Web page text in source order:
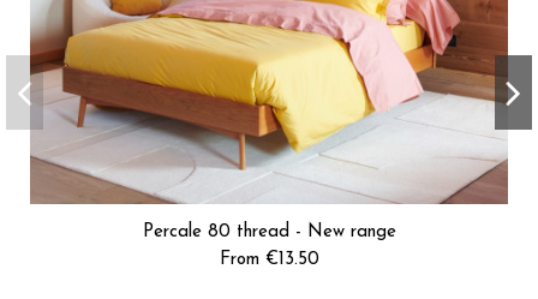
Percale 80 thread - New range
From €13.50